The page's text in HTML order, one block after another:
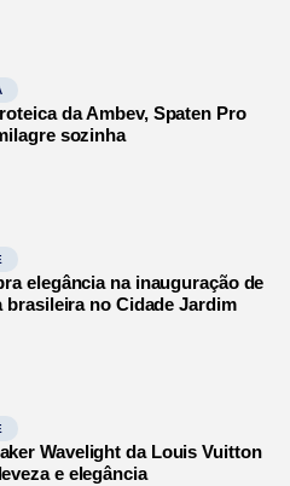
da Ambev, Spaten Pro
sozinha
elegância na inauguração de
brasileira no Cidade Jardim
Wavelight da Louis Vuitton
e elegância